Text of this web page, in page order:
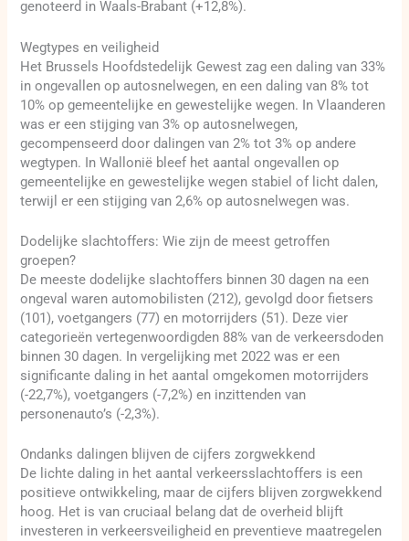
genoteerd in Waals-Brabant (+12,8%).
Wegtypes en veiligheid
Het Brussels Hoofdstedelijk Gewest zag een daling van 33%
in ongevallen op autosnelwegen, en een daling van 8% tot
10% op gemeentelijke en gewestelijke wegen. In Vlaanderen
was er een stijging van 3% op autosnelwegen,
gecompenseerd door dalingen van 2% tot 3% op andere
wegtypen. In Wallonië bleef het aantal ongevallen op
gemeentelijke en gewestelijke wegen stabiel of licht dalen,
terwijl er een stijging van 2,6% op autosnelwegen was.
Dodelijke slachtoffers: Wie zijn de meest getroffen
groepen?
De meeste dodelijke slachtoffers binnen 30 dagen na een
ongeval waren automobilisten (212), gevolgd door fietsers
(101), voetgangers (77) en motorrijders (51). Deze vier
categorieën vertegenwoordigden 88% van de verkeersdoden
binnen 30 dagen. In vergelijking met 2022 was er een
significante daling in het aantal omgekomen motorrijders
(-22,7%), voetgangers (-7,2%) en inzittenden van
personenauto’s (-2,3%).
Ondanks dalingen blijven de cijfers zorgwekkend
De lichte daling in het aantal verkeersslachtoffers is een
positieve ontwikkeling, maar de cijfers blijven zorgwekkend
hoog. Het is van cruciaal belang dat de overheid blijft
investeren in verkeersveiligheid en preventieve maatregelen